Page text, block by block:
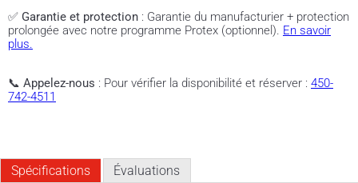
✅ Garantie et protection : Garantie du manufacturier + protection
prolongée avec notre programme Protex (optionnel). En savoir
plus.
📞 Appelez-nous : Pour vérifier la disponibilité et réserver : 450-
742-4511
Spécifications Évaluations